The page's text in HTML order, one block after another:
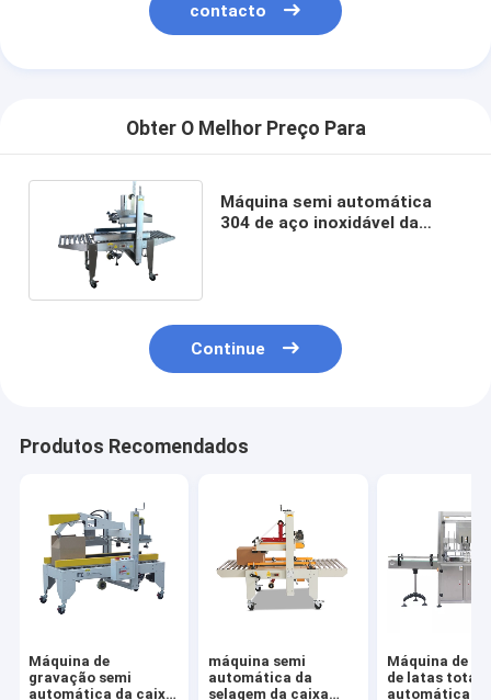
contacto
Obter O Melhor Preço Para
Máquina semi automática
304 de aço inoxidável da
Continue
Produtos Recomendados
Máquina de
gravação semi
automática da caixa
máquina semi
automática da
selagem da caixa
Máquina de
de latas
automática